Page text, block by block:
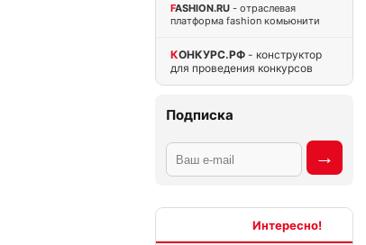
FASHION.RU - отраслевая
платформа fashion комьюнити
КОНКУРС.РФ - конструктор
для проведения конкурсов
Подписка